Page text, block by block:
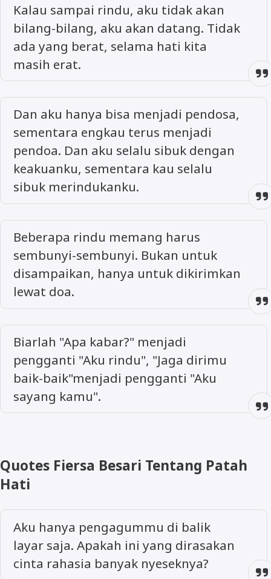
Kalau sampai rindu, aku tidak akan
bilang-bilang, aku akan datang. Tidak
ada yang berat, selama hati kita
masih erat.
Dan aku hanya bisa menjadi pendosa,
sementara engkau terus menjadi
pendoa. Dan aku selalu sibuk dengan
keakuanku, sementara kau selalu
sibuk merindukanku.
Beberapa rindu memang harus
sembunyi-sembunyi. Bukan untuk
disampaikan, hanya untuk dikirimkan
lewat doa.
Biarlah "Apa kabar?" menjadi
pengganti "Aku rindu", "Jaga dirimu
baik-baik"menjadi pengganti "Aku
sayang kamu".
Quotes Fiersa Besari Tentang Patah
Hati
Aku hanya pengagummu di balik
layar saja. Apakah ini yang dirasakan
cinta rahasia banyak nyeseknya?